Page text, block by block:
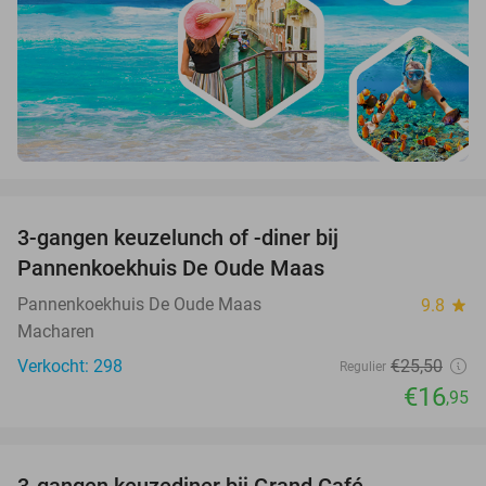
3-gangen keuzelunch of -diner bij
Pannenkoekhuis De Oude Maas
Pannenkoekhuis De Oude Maas 9.8 star
Macharen
Verkocht: 298
Regulier €25,50
€16,95